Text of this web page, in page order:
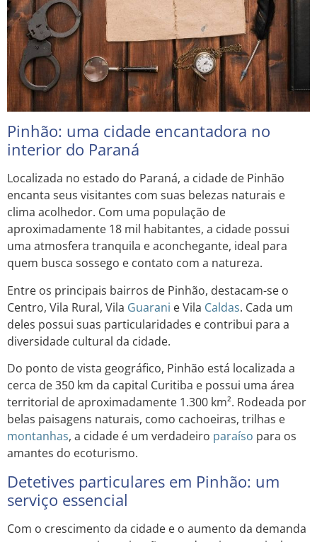
Pinhão: uma cidade encantadora no
interior do Paraná
Localizada no estado do Paraná, a cidade de Pinhão
encanta seus visitantes com suas belezas naturais e
clima acolhedor. Com uma população de
aproximadamente 18 mil habitantes, a cidade possui
uma atmosfera tranquila e aconchegante, ideal para
quem busca sossego e contato com a natureza.
Entre os principais bairros de Pinhão, destacam-se o
Centro, Vila Rural, Vila Guarani e Vila Caldas. Cada um
deles possui suas particularidades e contribui para a
diversidade cultural da cidade.
Do ponto de vista geográfico, Pinhão está localizada a
cerca de 350 km da capital Curitiba e possui uma área
territorial de aproximadamente 1.300 km². Rodeada por
belas paisagens naturais, como cachoeiras, trilhas e
montanhas, a cidade é um verdadeiro paraíso para os
amantes do ecoturismo.
Detetives particulares em Pinhão: um
serviço essencial
Com o crescimento da cidade e o aumento da demanda